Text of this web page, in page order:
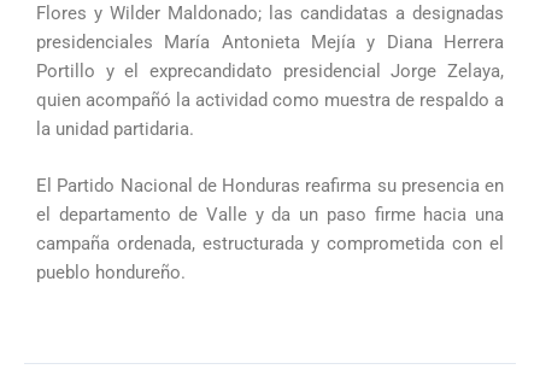
Flores y Wilder Maldonado; las candidatas a designadas
presidenciales María Antonieta Mejía y Diana Herrera
Portillo y el exprecandidato presidencial Jorge Zelaya,
quien acompañó la actividad como muestra de respaldo a
la unidad partidaria.
El Partido Nacional de Honduras reafirma su presencia en
el departamento de Valle y da un paso firme hacia una
campaña ordenada, estructurada y comprometida con el
pueblo hondureño.